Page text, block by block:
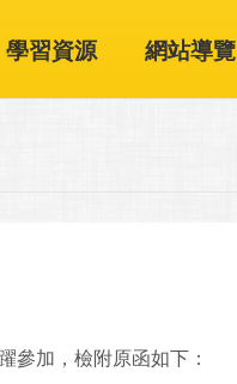
學習資源 網站導覽
參加，檢附原函如下：